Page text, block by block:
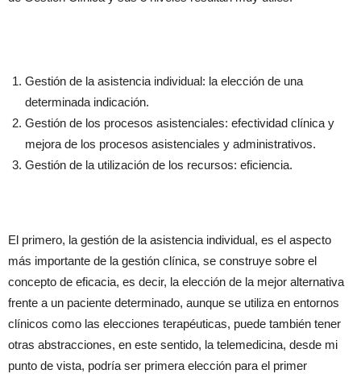
Gestión de la asistencia individual: la elección de una
determinada indicación.
Gestión de los procesos asistenciales: efectividad clínica y
mejora de los procesos asistenciales y administrativos.
Gestión de la utilización de los recursos: eficiencia.
El primero, la gestión de la asistencia individual, es el aspecto
más importante de la gestión clínica, se construye sobre el
concepto de eficacia, es decir, la elección de la mejor alternativa
frente a un paciente determinado, aunque se utiliza en entornos
clínicos como las elecciones terapéuticas, puede también tener
otras abstracciones, en este sentido, la telemedicina, desde mi
punto de vista, podría ser primera elección para el primer